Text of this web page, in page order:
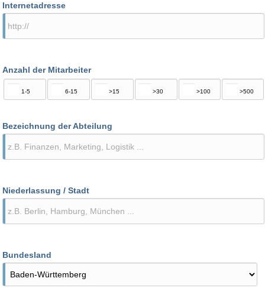
Internetadresse
Anzahl der Mitarbeiter
1-5 6-15 >15 >30 >100 >500
Bezeichnung der Abteilung
Niederlassung / Stadt
Bundesland